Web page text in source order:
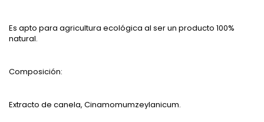
Es apto para agricultura ecológica al ser un producto 100%
natural.
Composición:
Extracto de canela, Cinamomumzeylanicum.